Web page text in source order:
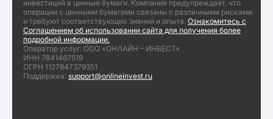
инвестиций в ценные бумаги. Компания предупреждает, что
операции с ценными бумагами связаны с различными рисками
и требуют соответствующих знаний и опыта. Ознакомитесь с
Соглашением об использовании сайта для получения более
подробной информации.
Оператор услуг: ООО «ОНЛАЙН – ИНВЕСТ»
ИНН 7841467519
ОГРН 1127847379351
Поддержка: support@onlineinvest.ru